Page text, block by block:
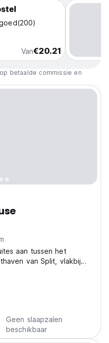
(200)
Van€20.21
betaalde commissie en
aan tussen het
van Split, vlakbij
gebied omringd door
Geen slaapzalen
beschikbaar